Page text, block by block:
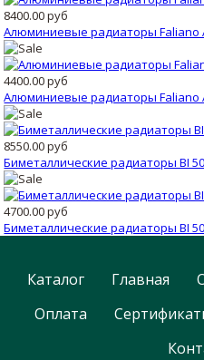
8400.00 руб
Алюминиевые радиаторы Faliano
4400.00 руб
Алюминиевые радиаторы Faliano
8550.00 руб
Биметаллические радиаторы BI
4700.00 руб
Биметаллические радиаторы BI
Каталог Главная
Оплата